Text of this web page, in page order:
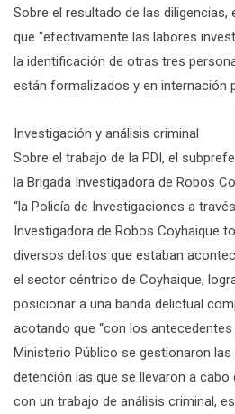
Sobre el resultado de las
que “efectivamente las labores
la identificación de otras tres
están formalizados y en internación
Investigación y análisis criminal
Sobre el trabajo de la PDI, el
la Brigada Investigadora de Robos
“la Policía de Investigaciones a
Investigadora de Robos Coyhaique
diversos delitos que estaban
el sector céntrico de Coyhaique,
posicionar a una banda delictual
acotando que “con los
Ministerio Público se gestionaron
detención las que se llevaron a
con un trabajo de análisis criminal,